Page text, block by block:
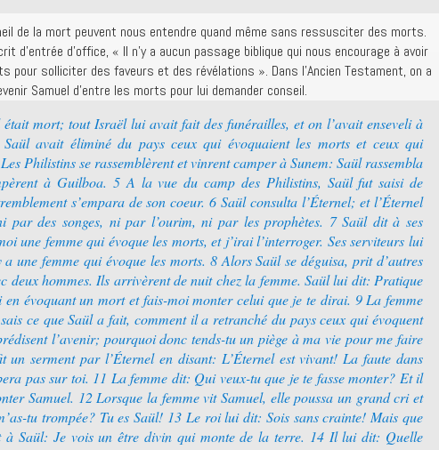
de la mort peuvent nous entendre quand même sans ressusciter des morts.
d’entrée d’office, « Il n’y a aucun passage biblique qui nous encourage à avoir
pour solliciter des faveurs et des révélations ». Dans l’Ancien Testament, on a
Samuel d’entre les morts pour lui demander conseil.
était mort; tout Israël lui avait fait des funérailles, et on l’avait enseveli à
avait éliminé du pays ceux qui évoquaient les morts et ceux qui
Philistins se rassemblèrent et vinrent camper à Sunem: Saül rassembla
à Guilboa. 5 A la vue du camp des Philistins, Saül fut saisi de
s’empara de son coeur. 6 Saül consulta l’Éternel; et l’Éternel
par des songes, ni par l’ourim, ni par les prophètes. 7 Saül dit à ses
une femme qui évoque les morts, et j’irai l’interroger. Ses serviteurs lui
une femme qui évoque les morts. 8 Alors Saül se déguisa, prit d’autres
deux hommes. Ils arrivèrent de nuit chez la femme. Saül lui dit: Pratique
évoquant un mort et fais-moi monter celui que je te dirai. 9 La femme
ce que Saül a fait, comment il a retranché du pays ceux qui évoquent
l’avenir; pourquoi donc tends-tu un piège à ma vie pour me faire
serment par l’Éternel en disant: L’Éternel est vivant! La faute dans
pas sur toi. 11 La femme dit: Qui veux-tu que je te fasse monter? Et il
Samuel. 12 Lorsque la femme vit Samuel, elle poussa un grand cri et
tu trompée? Tu es Saül! 13 Le roi lui dit: Sois sans crainte! Mais que
à Saül: Je vois un être divin qui monte de la terre. 14 Il lui dit: Quelle